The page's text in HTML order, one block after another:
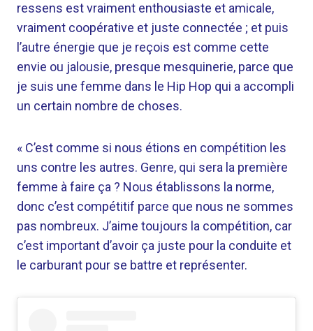
ressens est vraiment enthousiaste et amicale,
vraiment coopérative et juste connectée ; et puis
l’autre énergie que je reçois est comme cette
envie ou jalousie, presque mesquinerie, parce que
je suis une femme dans le Hip Hop qui a accompli
un certain nombre de choses.
« C’est comme si nous étions en compétition les
uns contre les autres. Genre, qui sera la première
femme à faire ça ? Nous établissons la norme,
donc c’est compétitif parce que nous ne sommes
pas nombreux. J’aime toujours la compétition, car
c’est important d’avoir ça juste pour la conduite et
le carburant pour se battre et représenter.